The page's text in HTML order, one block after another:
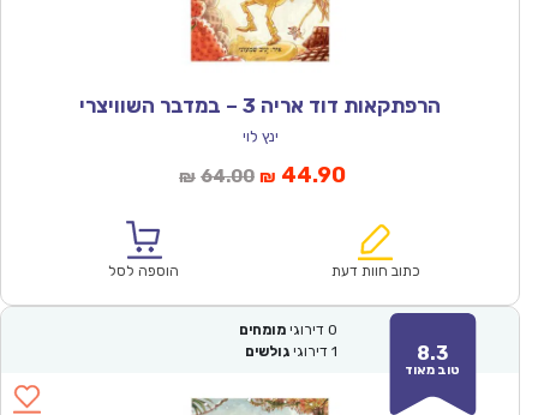
הרפתקאות דוד אריה 3 – במדבר השוויצרי
ינץ לוי
₪ 64.00המחיר
₪64.00.
₪ 44.90המחיר
הוא:
כתוב חוות דעת הוספה לסל
8.3
טוב מאוד
0 דירוגי מומחים
1 דירוגי גולשים